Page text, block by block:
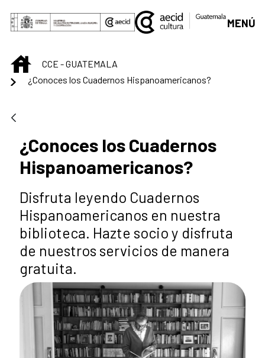
Saltar al contenido principal
MENÚ
INICIOCCE - GUATEMALA
¿Conoces los Cuadernos Hispanoamericanos?
¿Conoces los Cuadernos
Hispanoamericanos?
Disfruta leyendo Cuadernos
Hispanoamericanos en nuestra
biblioteca. Hazte socio y disfruta
de nuestros servicios de manera
gratuita.